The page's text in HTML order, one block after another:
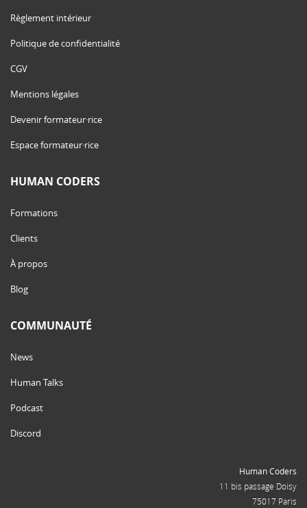
Règlement intérieur
Politique de confidentialité
CGV
Mentions légales
Devenir formateur·rice
Espace formateur·rice
HUMAN CODERS
Formations
Clients
À propos
Blog
COMMUNAUTÉ
News
Human Talks
Podcast
Discord
Human Coders
11 bis passage Doisy
75017 Paris